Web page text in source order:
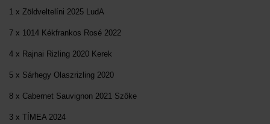
1 x Zöldveltelíni 2025 LudA
7 x 1014 Kékfrankos Rosé 2022
4 x Rajnai Rizling 2020 Kerek
5 x Sárhegy Olaszrizling 2020
8 x Cabernet Sauvignon 2021 Szőke
3 x TÍMEA 2024